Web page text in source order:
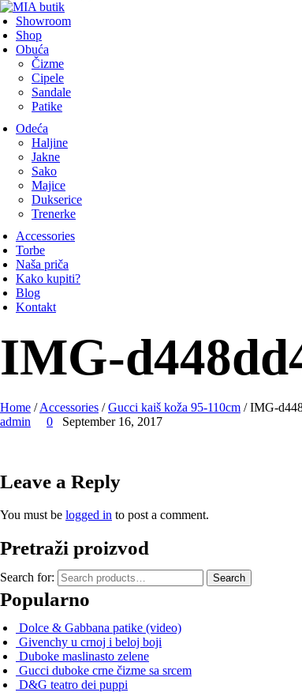
Showroom
Shop
Obuća
Čizme
Cipele
Sandale
Patike
Odeća
Haljine
Jakne
Sako
Majice
Dukserice
Trenerke
Accessories
Torbe
Naša priča
Kako kupiti?
Blog
Kontakt
IMG-
Home /Accessories /Gucci kaiš koža 95-110cm / IMG-
admin
0 September 16, 2017
Leave a Reply
You must be logged in to post a comment.
Pretraži proizvod
Search for: Search
Popularno
Dolce & Gabbana patike (video)
Givenchy u crnoj i beloj boji
Duboke maslinasto zelene
Gucci duboke crne čizme sa srcem
D&G teatro dei puppi